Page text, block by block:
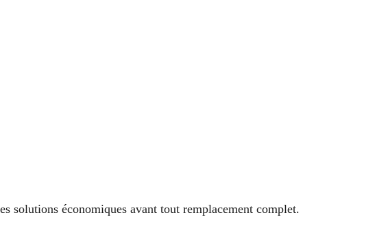
solutions économiques avant tout remplacement complet.